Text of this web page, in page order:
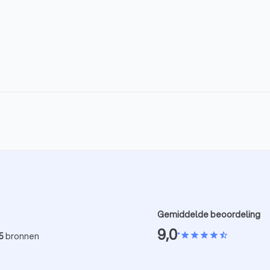
bronnen
Gemiddelde beoordeling
9,0•starstarstarstarstar_half